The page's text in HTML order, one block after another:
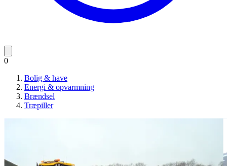
0
Bolig & have
Energi & opvarmning
Brændsel
Træpiller